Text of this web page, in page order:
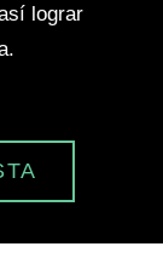
lograr